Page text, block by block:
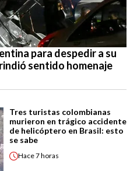
para despedir a su
sentido homenaje
Tres turistas colombianas
murieron en trágico accidente
de helicóptero en Brasil: esto
se sabe
Hace7 horas